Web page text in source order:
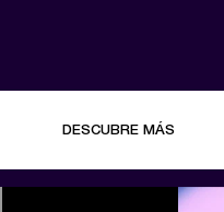
DESCUBRE MÁS